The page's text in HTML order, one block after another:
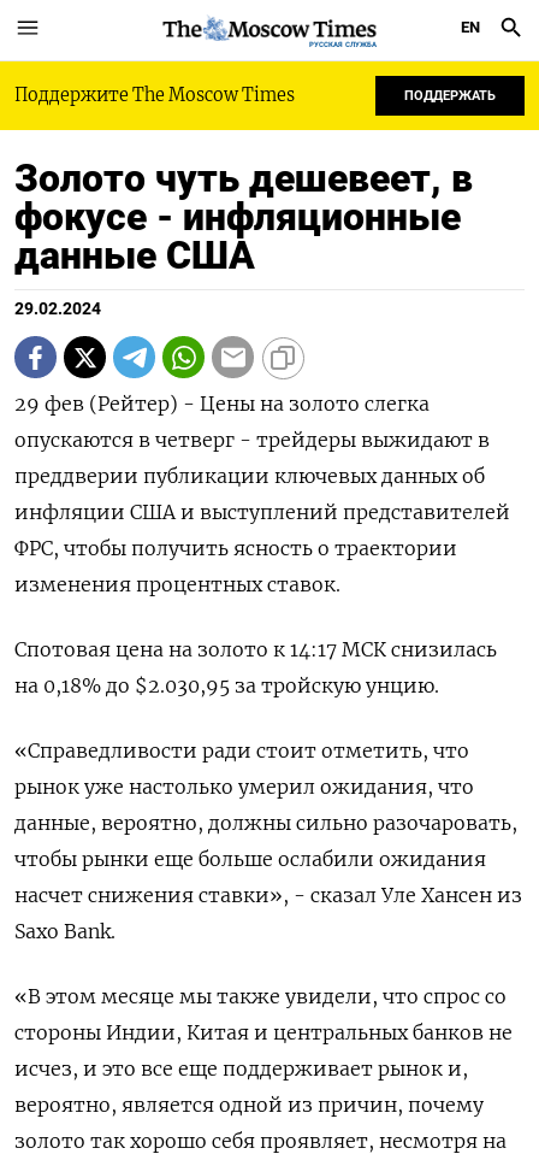
РУССКАЯ СЛУЖБА
EN
Поддержите The Moscow Times ПОДДЕРЖАТЬ
Золото чуть дешевеет, в
фокусе - инфляционные
данные США
29.02.2024
29 фев (Рейтер) - Цены на золото слегка
опускаются в четверг - трейдеры выжидают в
преддверии публикации ключевых данных об
инфляции США и выступлений представителей
ФРС, чтобы получить ясность о траектории
изменения процентных ставок.
Спотовая цена на золото к 14:17 МСК снизилась
на 0,18% до $2.030,95​ за тройскую унцию.
«Справедливости ради стоит отметить, что
рынок уже настолько умерил ожидания, что
данные, вероятно, должны сильно разочаровать,
чтобы рынки еще больше ослабили ожидания
насчет снижения ставки», - сказал Уле Хансен из
Saxo Bank.
«В этом месяце мы также увидели, что спрос со
стороны Индии, Китая и центральных банков не
исчез, и это все еще поддерживает рынок и,
вероятно, является одной из причин, почему
золото так хорошо себя проявляет, несмотря на